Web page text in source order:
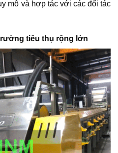
mô và hợp tác với các đối tác
tiêu thụ rộng lớn